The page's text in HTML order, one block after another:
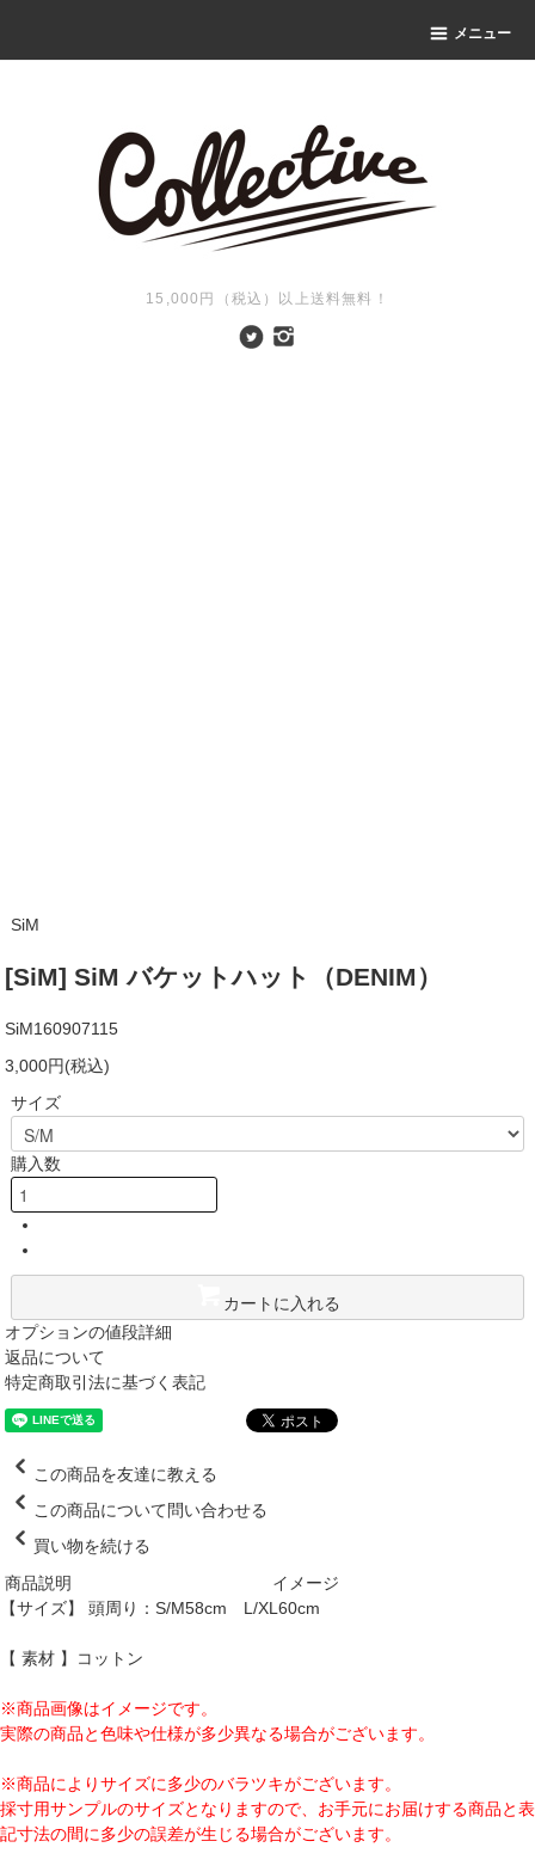
メニュー
15,000円（税込）以上送料無料！
SiM
[SiM] SiM バケットハット（DENIM）
SiM160907115
3,000円(税込)
サイズ
購入数
カートに入れる
オプションの値段詳細
返品について
特定商取引法に基づく表記
この商品を友達に教える
この商品について問い合わせる
買い物を続ける
商品説明
イメージ
【サイズ】 頭周り：S/M58cm L/XL60cm
【 素材 】コットン
※商品画像はイメージです。
実際の商品と色味や仕様が多少異なる場合がございます。
※商品によりサイズに多少のバラツキがございます。
採寸用サンプルのサイズとなりますので、お手元にお届けする商品と表
記寸法の間に多少の誤差が生じる場合がございます。